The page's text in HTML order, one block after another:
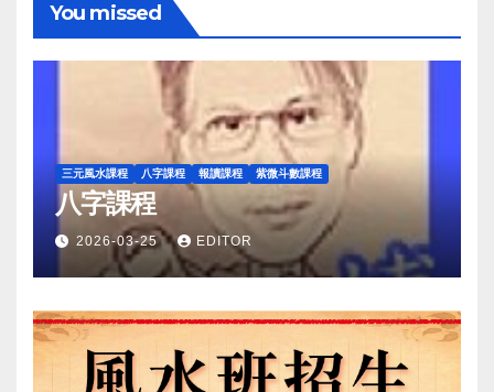
You missed
三元風水課程 八字課程 報讀課程 紫微斗數課程
八字課程
2026-03-25 EDITOR